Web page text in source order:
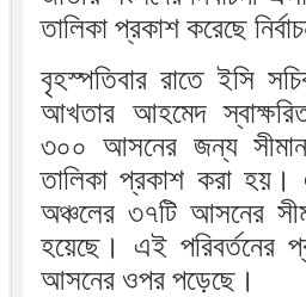
তালিকা প্রকাশ করেছে
বৃহস্পতিবার রাতে ইসি
আখতার আহমেদ
৩০০ আসনের জন্য সীমানা
তালিকা প্রকাশ করা হয়।
অঞ্চলের ৩৭টি আসনের
হয়েছে। এই পরিবর্তনের
আসনের ওপর পড়েছে।